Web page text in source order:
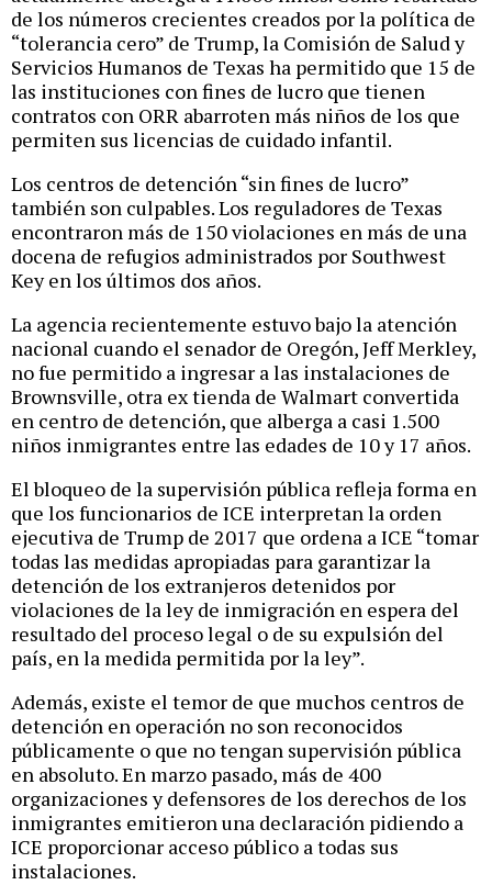
de los números crecientes creados por la política de
“tolerancia cero” de Trump, la Comisión de Salud y
Servicios Humanos de Texas ha permitido que 15 de
las instituciones con fines de lucro que tienen
contratos con ORR abarroten más niños de los que
permiten sus licencias de cuidado infantil.
Los centros de detención “sin fines de lucro”
también son culpables. Los reguladores de Texas
encontraron más de 150 violaciones en más de una
docena de refugios administrados por Southwest
Key en los últimos dos años.
La agencia recientemente estuvo bajo la atención
nacional cuando el senador de Oregón, Jeff Merkley,
no fue permitido a ingresar a las instalaciones de
Brownsville, otra ex tienda de Walmart convertida
en centro de detención, que alberga a casi 1.500
niños inmigrantes entre las edades de 10 y 17 años.
El bloqueo de la supervisión pública refleja forma en
que los funcionarios de ICE interpretan la orden
ejecutiva de Trump de 2017 que ordena a ICE “tomar
todas las medidas apropiadas para garantizar la
detención de los extranjeros detenidos por
violaciones de la ley de inmigración en espera del
resultado del proceso legal o de su expulsión del
país, en la medida permitida por la ley”.
Además, existe el temor de que muchos centros de
detención en operación no son reconocidos
públicamente o que no tengan supervisión pública
en absoluto. En marzo pasado, más de 400
organizaciones y defensores de los derechos de los
inmigrantes emitieron una declaración pidiendo a
ICE proporcionar acceso público a todas sus
instalaciones.